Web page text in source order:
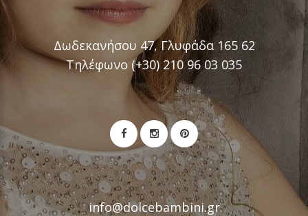
Δωδεκανήσου 47, Γλυφάδα 165 62
Τηλέφωνο (+30) 210 96 03 035
info@dolcebambini.gr